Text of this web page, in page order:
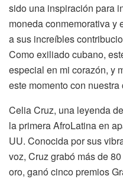
sido una inspiración para
moneda conmemorativa y
a sus increíbles
Como exiliado cubano,
especial en mi corazón, y
este momento con
Celia Cruz, una leyenda
la primera AfroLatina en
UU. Conocida por sus
voz, Cruz grabó más de
oro, ganó cinco premios